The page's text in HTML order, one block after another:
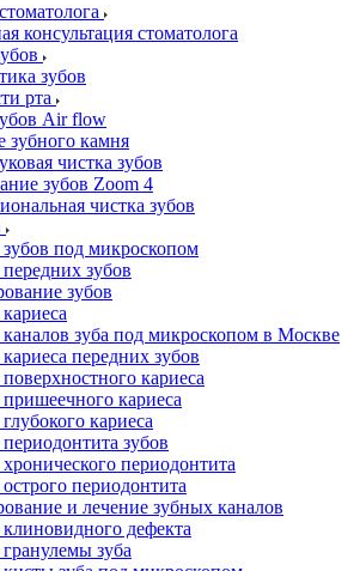
консультация стоматолога
зубов
рта
Air flow
зубного камня
чистка зубов
зубов Zoom 4
чистка зубов
под микроскопом
зубов
зубов
зуба под микроскопом в Москве
передних зубов
кариеса
кариеса
кариеса
зубов
периодонтита
периодонтита
и лечение зубных каналов
дефекта
зуба